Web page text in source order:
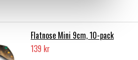
Flatnose Mini 9cm, 10-pack
139 kr